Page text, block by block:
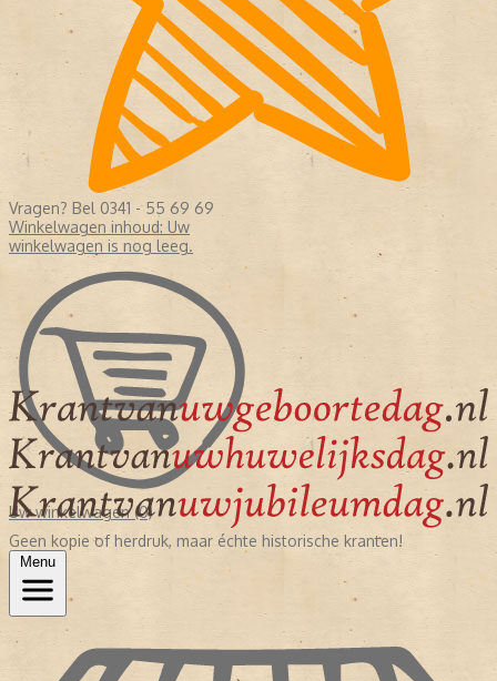
Vragen? Bel 0341 - 55 69 69
Winkelwagen inhoud: Uw
winkelwagen is nog leeg.
Uw winkelwagen (0)
Geen kopie of herdruk, maar échte historische kranten!
Menu